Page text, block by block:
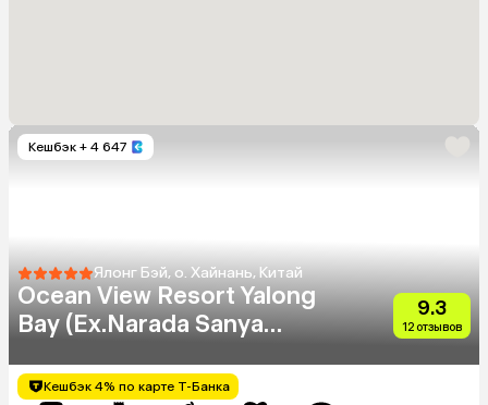
Кешбэк + 4 647
Ялонг Бэй, о. Хайнань, Китай
Ocean View Resort Yalong
Bay (Ex.Narada Sanya
9.3
12 отзывов
Кешбэк 4% по карте Т-Банка